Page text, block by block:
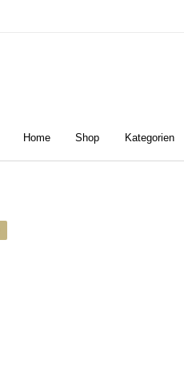
Home Shop Kategorien